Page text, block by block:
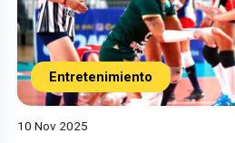
Entretenimiento
10 Nov 2025